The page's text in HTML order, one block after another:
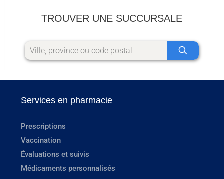
TROUVER UNE SUCCURSALE
Services en pharmacie
Prescriptions
Vaccination
Évaluations et suivis
Médicaments personnalisés